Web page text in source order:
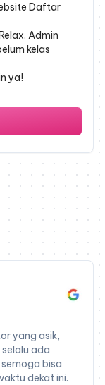
Daftar
Admin
kelas
ya!
yang asik,
ada
bisa
dekat ini.